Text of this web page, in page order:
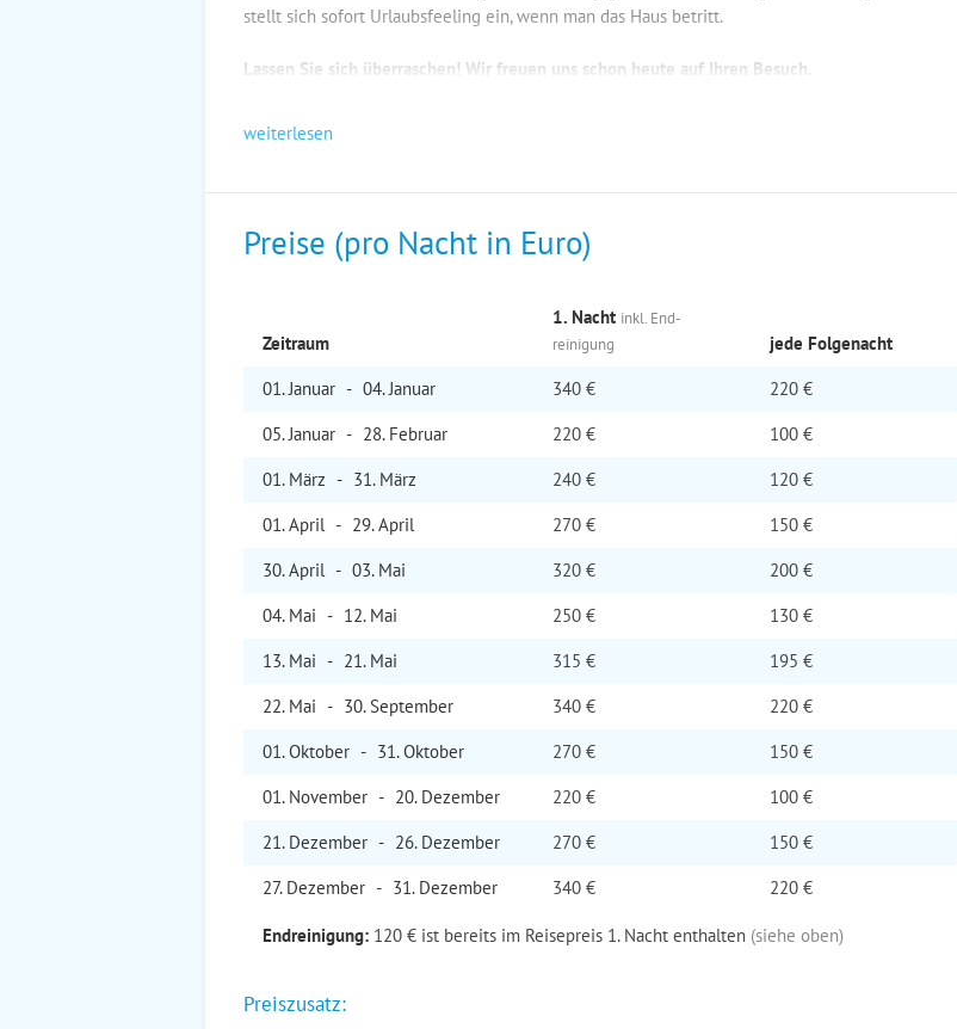
stellt sich sofort Urlaubsfeeling ein, wenn man das Haus betritt.
Lassen Sie sich überraschen! Wir freuen uns schon heute auf Ihren Besuch.
weiterlesen
Preise (pro Nacht in Euro)
Zeitraum
1. Nacht inkl. End­
reinigung
jede Folge­nacht
01. Januar - 04. Januar 340 €
220 €
05. Januar - 28. Februar 220 €
100 €
01. März - 31. März 240 €
120 €
01. April - 29. April 270 €
150 €
30. April - 03. Mai 320 €
200 €
04. Mai - 12. Mai 250 €
130 €
13. Mai - 21. Mai 315 €
195 €
22. Mai - 30. September 340 €
220 €
01. Oktober - 31. Oktober 270 €
150 €
01. November - 20. Dezember 220 €
100 €
21. Dezember - 26. Dezember 270 €
150 €
27. Dezember - 31. Dezember 340 € 220 €
Endreinigung: 120 € ist bereits im Reisepreis 1. Nacht enthalten (siehe oben)
Preiszusatz: